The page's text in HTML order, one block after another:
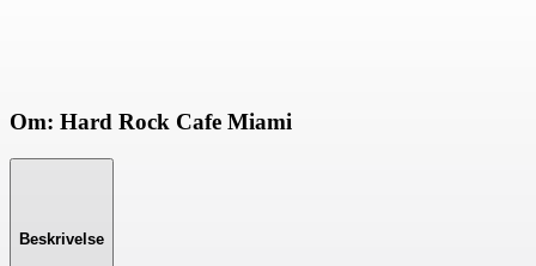
Om: Hard Rock Cafe Miami
Beskrivelse